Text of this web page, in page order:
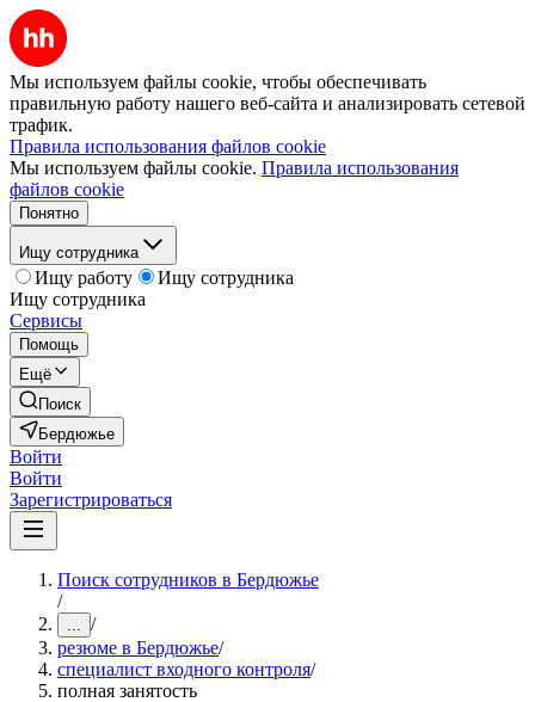
Мы используем файлы cookie, чтобы обеспечивать
правильную работу нашего веб-сайта и анализировать сетевой
трафик.
Правила использования файлов cookie
Мы используем файлы cookie. Правила использования
файлов cookie
Понятно
Ищу сотрудника
Ищу работу
Ищу сотрудника
Ищу сотрудника
Сервисы
Помощь
Ещё
Поиск
Бердюжье
Войти
Войти
Зарегистрироваться
Поиск сотрудников в Бердюжье
/
... /
резюме в Бердюжье/
специалист входного контроля/
полная занятость